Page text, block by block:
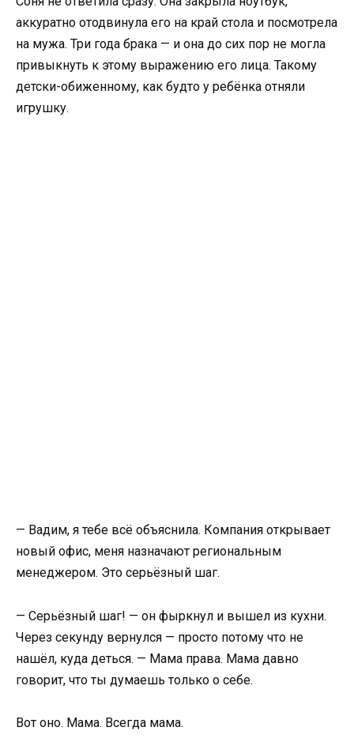
аккуратно отодвинула его на край стола и посмотрела
на мужа. Три года брака — и она до сих пор не могла
привыкнуть к этому выражению его лица. Такому
детски-обиженному, как будто у ребёнка отняли
игрушку.
— Вадим, я тебе всё объяснила. Компания открывает
новый офис, меня назначают региональным
менеджером. Это серьёзный шаг.
— Серьёзный шаг! — он фыркнул и вышел из кухни.
Через секунду вернулся — просто потому что не
нашёл, куда деться. — Мама права. Мама давно
говорит, что ты думаешь только о себе.
Вот оно. Мама. Всегда мама.